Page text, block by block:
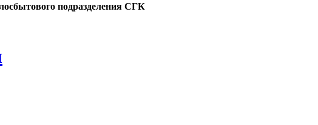
подразделения СГК